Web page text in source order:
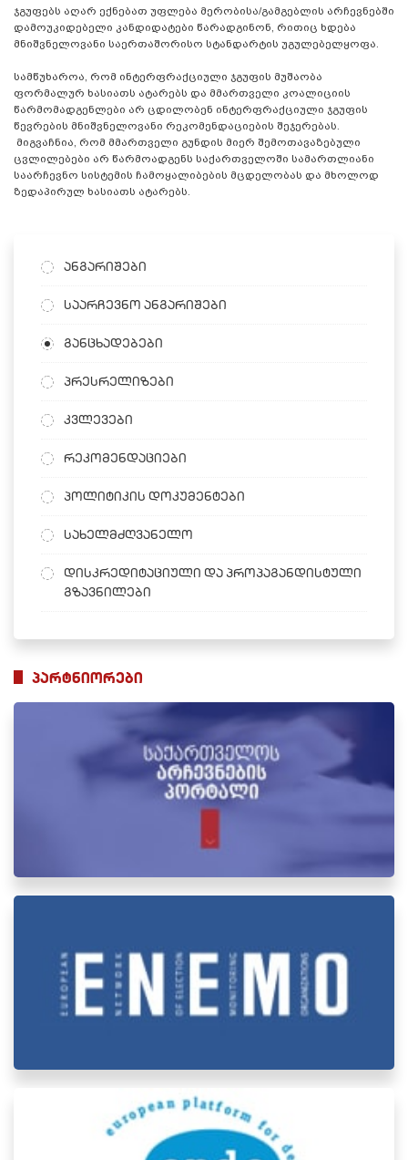
ჯგუფებს აღარ ექნებათ უფლება მერობისა/გამგებლის არჩევნებში
დამოუკიდებელი კანდიდატები წარადგინონ, რითიც ხდება
მნიშვნელოვანი საერთაშორისო სტანდარტის უგულებელყოფა.
სამწუხაროა, რომ ინტერფრაქციული ჯგუფის მუშაობა
ფორმალურ ხასიათს ატარებს და მმართველი კოალიციის
წარმომადგენლები არ ცდილობენ ინტერფრაქციული ჯგუფის
წევრების მნიშვნელოვანი რეკომენდაციების შეჯერებას.
მიგვაჩნია, რომ მმართველი გუნდის მიერ შემოთავაზებული
ცვლილებები არ წარმოადგენს საქართველოში სამართლიანი
საარჩევნო სისტემის ჩამოყალიბების მცდელობას და მხოლოდ
ზედაპირულ ხასიათს ატარებს.
ანგარიშები
საარჩევნო ანგარიშები
განცხადებები
პრესრელიზები
კვლევები
რეკომენდაციები
პოლიტიკის დოკუმენტები
სახელმძღვანელო
დისკრედიტაციული და პროპაგანდისტული
გზავნილები
პარტნიორები